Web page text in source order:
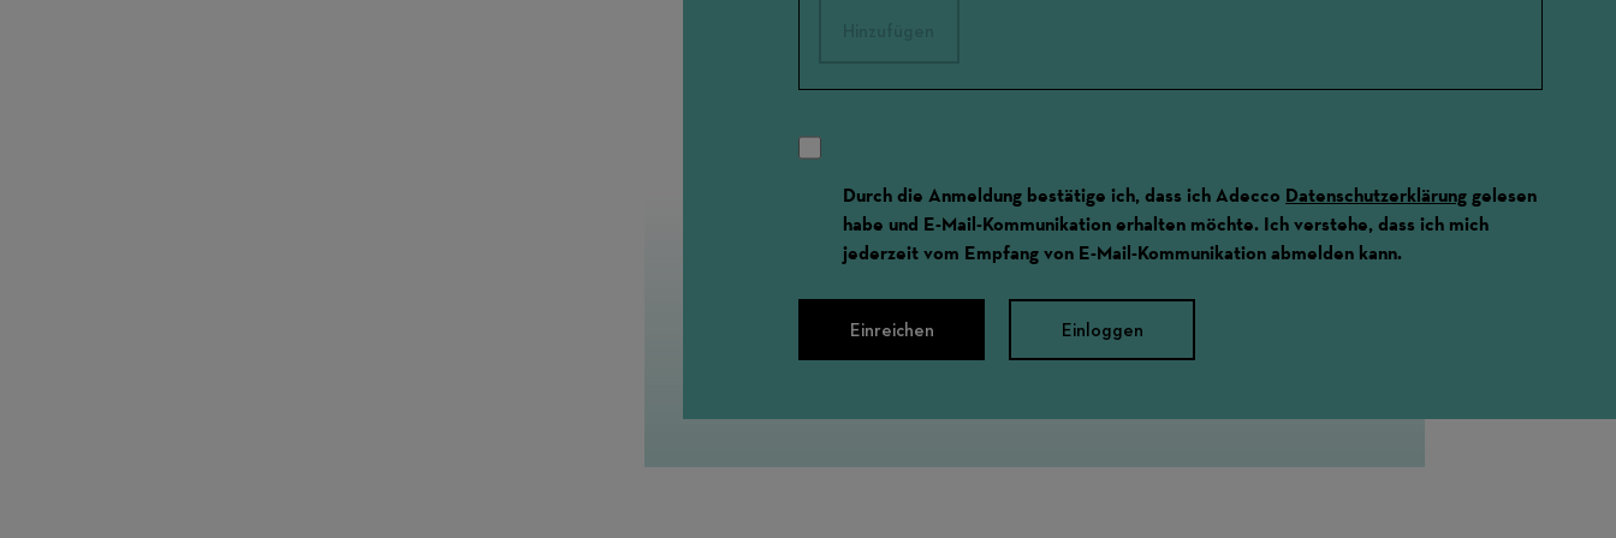
Durch die Anmeldung bestätige ich, dass ich Adecco Datenschutzerklärung gelesen
habe und E-Mail-Kommunikation erhalten möchte. Ich verstehe, dass ich mich
jederzeit vom Empfang von E-Mail-Kommunikation abmelden kann.
Einreichen Einloggen